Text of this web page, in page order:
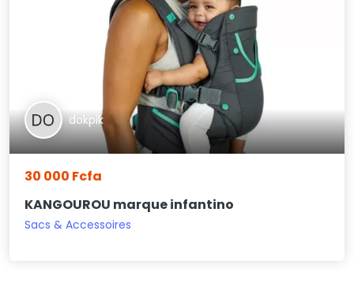
dokpik
30 000 Fcfa
KANGOUROU marque infantino
Sacs & Accessoires